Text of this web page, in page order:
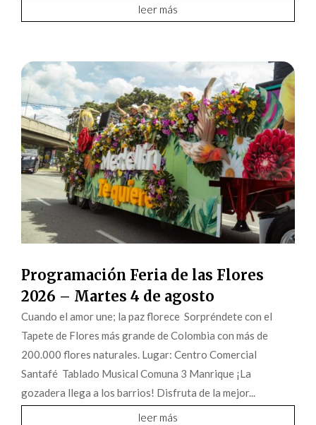
leer más
Programación Feria de las Flores
2026 – Martes 4 de agosto
Cuando el amor une; la paz florece Sorpréndete con el
Tapete de Flores más grande de Colombia con más de
200.000 flores naturales. Lugar: Centro Comercial
Santafé Tablado Musical Comuna 3 Manrique ¡La
gozadera llega a los barrios! Disfruta de la mejor...
leer más